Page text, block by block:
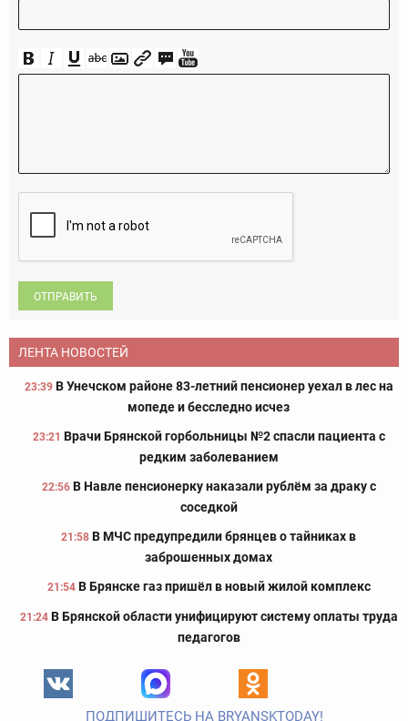
ОТПРАВИТЬ
ЛЕНТА НОВОСТЕЙ
23:39 В Унечском районе 83-летний пенсионер уехал в лес на
мопеде и бесследно исчез
23:21 Врачи Брянской горбольницы №2 спасли пациента с
редким заболеванием
22:56 В Навле пенсионерку наказали рублём за драку с
соседкой
21:58 В МЧС предупредили брянцев о тайниках в
заброшенных домах
21:54 В Брянске газ пришёл в новый жилой комплекс
21:24 В Брянской области унифицируют систему оплаты труда
педагогов
ПОДПИШИТЕСЬ НА BRYANSKTODAY!